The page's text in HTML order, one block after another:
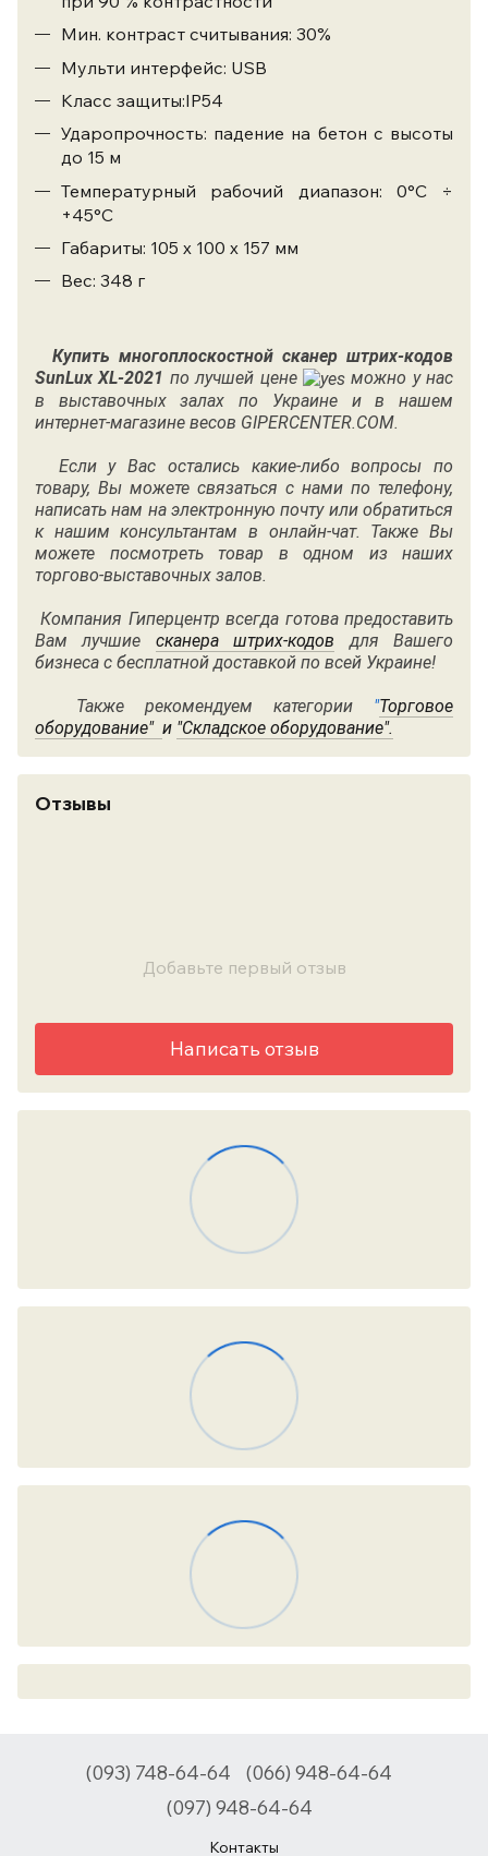
Мин. контраст считывания: 30%
Мульти интерфейс: USB
Класс защиты:IP54
Ударопрочность: падение на бетон с высоты
до 15 м
Температурный рабочий диапазон: 0°С ÷
+45°С
Габариты: 105 х 100 х 157 мм
Вес: 348 г
Купить многоплоскостной сканер штрих-кодов
SunLux XL-2021 по лучшей цене
можно у нас
в выставочных залах по Украине и в нашем
интернет-магазине весов GIPERCENTER.COM.
Если у Вас остались какие-либо вопросы по
товару, Вы можете связаться с нами по телефону,
написать нам на электронную почту или обратиться
к нашим консультантам в онлайн-чат. Также Вы
можете посмотреть товар в одном из наших
торгово-выставочных залов.
Компания Гиперцентр всегда готова предоставить
Вам лучшие сканера штрих-кодов для Вашего
бизнеса с бесплатной доставкой по всей Украине!
Также рекомендуем категории "Торговое
оборудование" и "Складское оборудование".
Отзывы
Добавьте первый отзыв
Написать отзыв
(093) 748-64-64
(066) 948-64-64
(097) 948-64-64
Контакты